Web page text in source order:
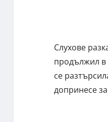
Слухове
продължил в
се
допринесе